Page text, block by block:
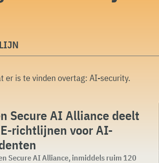
er is te vinden overtag: AI-security.
Secure AI Alliance deelt
richtlijnen voor AI-
Secure AI Alliance, inmiddels ruim 120